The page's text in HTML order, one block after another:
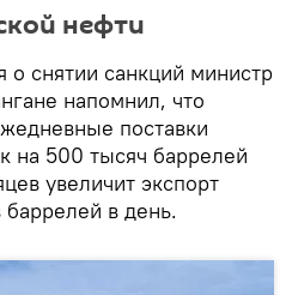
нефти
о снятии санкций министр
напомнил, что
поставки
на 500 тысяч баррелей
увеличит экспорт
в день.